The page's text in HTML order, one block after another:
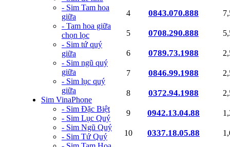
- Sim Tam hoa
giữa
- Tam hoa giữa
chọn lọc
- Sim tứ quý
giữa
- Sim ngũ quý
giữa
- Sim lục quý
giữa
Sim VinaPhone
- Sim Đặc Biệt
- Sim Lục Quý
- Sim Ngũ Quý
- Sim Tứ Quý
4 0843.070.888
5 0708.290.888
6 0789.73.1988
7 0846.99.1988
8 0372.94.1988
9 0942.13.04.88
10 0337.18.05.88